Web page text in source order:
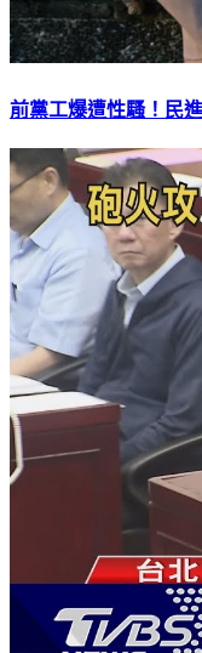
前黨工爆遭性騷！民